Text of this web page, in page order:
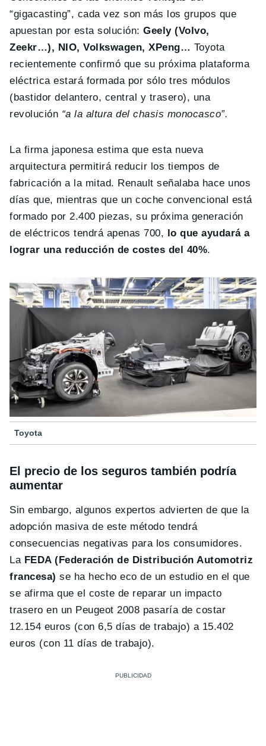
“gigacasting”, cada vez son más los grupos que
apuestan por esta solución:Geely (Volvo,
Zeekr…), NIO, Volkswagen, XPeng… Toyota
recientemente confirmó que su próxima plataforma
eléctrica estará formada por sólo tres módulos
(bastidor delantero, central y trasero), una
revolución “a la altura del chasis monocasco”.
La firma japonesa estima que esta nueva
arquitectura permitirá reducir los tiempos de
fabricación a la mitad. Renault señalaba hace unos
días que, mientras que un coche convencional está
formado por 2.400 piezas, su próxima generación
de eléctricos tendrá apenas 700, lo que ayudará a
lograr una reducción de costes del 40%.
Toyota
El precio de los seguros también podría
aumentar
Sin embargo, algunos expertos advierten de que la
adopción masiva de este método tendrá
consecuencias negativas para los consumidores.
La FEDA (Federación de Distribución Automotriz
francesa) se ha hecho eco de un estudio en el que
se afirma que el coste de reparar un impacto
trasero en un Peugeot 2008 pasaría de costar
12.154 euros (con 6,5 días de trabajo) a 15.402
euros (con 11 días de trabajo).